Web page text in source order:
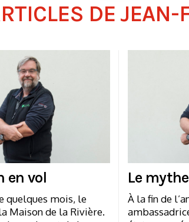
DE
en vol
quelques mois, le
Maison de la Rivière.
Le
À la fin de